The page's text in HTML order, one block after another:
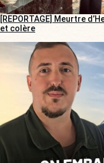
[REPORTAGE] Meurtre
et colère